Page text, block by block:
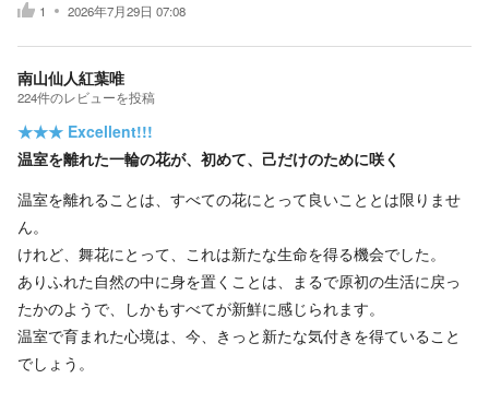
1 2026年7月29日 07:08
南山仙人紅葉唯
224件のレビューを投稿
★★★ Excellent!!!
温室を離れた一輪の花が、初めて、己だけのために咲く
温室を離れることは、すべての花にとって良いこととは限りませ
ん。
けれど、舞花にとって、これは新たな生命を得る機会でした。
ありふれた自然の中に身を置くことは、まるで原初の生活に戻っ
たかのようで、しかもすべてが新鮮に感じられます。
温室で育まれた心境は、今、きっと新たな気付きを得ていること
でしょう。